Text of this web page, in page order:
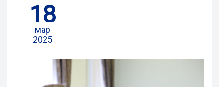
18
мар
2025